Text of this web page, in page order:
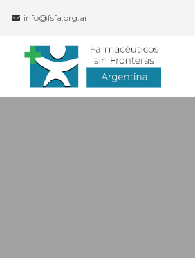
info@fsfa.org.ar